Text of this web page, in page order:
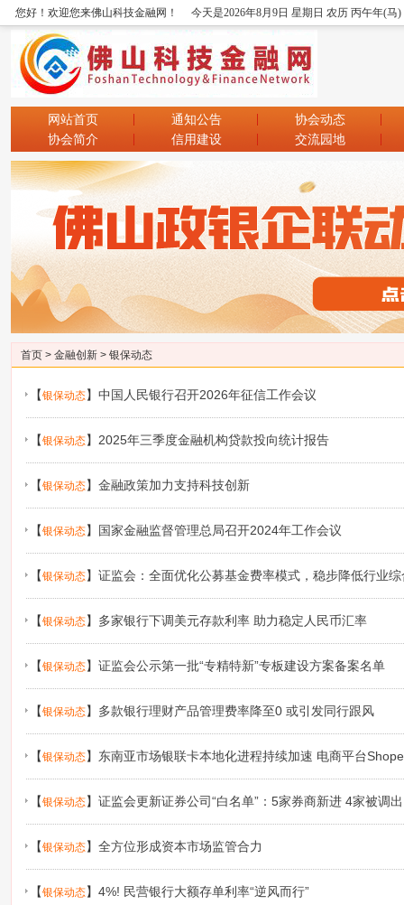
您好！欢迎您来佛山科技金融网！ 今天是2026年8月9日 星期日 农历 丙午年(马
网站首页 通知公告
协会动态
协会简介
信用建设 交流园地
首页 > 金融创新 > 银保动态
【银保动态】 中国人民银行召开2026年征信工作会议
【银保动态】 2025年三季度金融机构贷款投向统计报告
【银保动态】 金融政策加力支持科技创新
【银保动态】 国家金融监督管理总局召开2024年工作会议
【银保动态】 证监会：全面优化公募基金费率模式，稳步降低行业
【银保动态】 多家银行下调美元存款利率 助力稳定人民币汇率
【银保动态】 证监会公示第一批“专精特新”专板建设方案备案名单
【银保动态】 多款银行理财产品管理费率降至0 或引发同行跟风
【银保动态】 东南亚市场银联卡本地化进程持续加速 电商平台
【银保动态】 证监会更新证券公司“白名单”：5家券商新进 4家被调出
【银保动态】 全方位形成资本市场监管合力
【银保动态】 4%! 民营银行大额存单利率“逆风而行”